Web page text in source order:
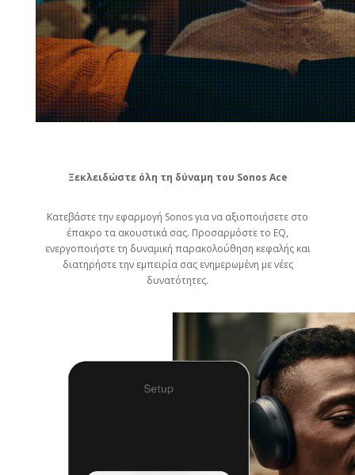
Ξεκλειδώστε όλη τη δύναμη του Sonos Ace
Κατεβάστε την εφαρμογή Sonos για να αξιοποιήσετε στο
έπακρο τα ακουστικά σας. Προσαρμόστε το EQ,
ενεργοποιήστε τη δυναμική παρακολούθηση κεφαλής και
διατηρήστε την εμπειρία σας ενημερωμένη με νέες
δυνατότητες.